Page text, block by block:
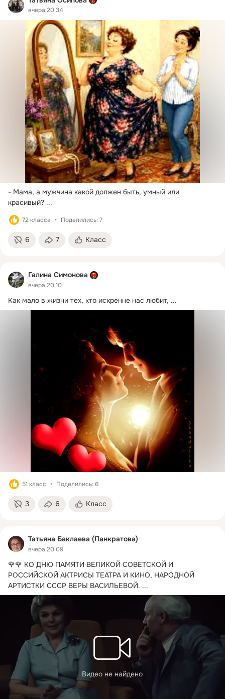
вчера 20:34
- Мама, а мужчина какой должен быть, умный или
красивый? ...
72 класса Поделились: 7
6 7 Класс
Галина Симонова
вчера 20:10
Как мало в жизни тех, кто искренне нас любит, ...
51 класс Поделились: 6
3 6 Класс
Татьяна Баклаева (Панкратова)
вчера 20:09
🌹🌹 КО ДНЮ ПАМЯТИ ВЕЛИКОЙ СОВЕТСКОЙ И
РОССИЙСКОЙ АКТРИСЫ ТЕАТРА И КИНО, НАРОДНОЙ
АРТИСТКИ СССР ВЕРЫ ВАСИЛЬЕВОЙ. ...
Видео не найдено